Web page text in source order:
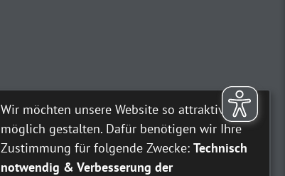
Wir möchten unsere Website so attraktiv wie
möglich gestalten. Dafür benötigen wir Ihre
Zustimmung für folgende Zwecke: Technisch
notwendig & Verbesserung der